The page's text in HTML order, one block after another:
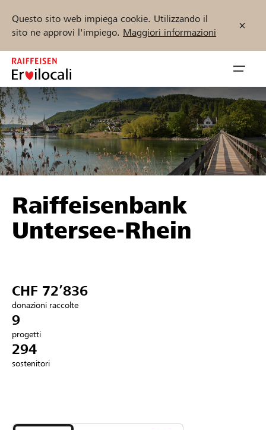
Questo sito web impiega cookie. Utilizzando il
sito ne approvi l'impiego. Maggiori informazioni
Zum
Inhalt
springen
öffnen
Sostenere
Aiuto & supporto
Collegarsi
Trova progetti e organizzazioni
Inizia ora
DE FR IT
Raiffeisenbank
Untersee-Rhein
CHF 72’836
donazioni raccolte
9
progetti
294
sostenitori
i